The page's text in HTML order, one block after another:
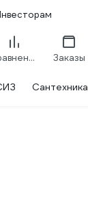
Сравнение Заказы
Сантехника